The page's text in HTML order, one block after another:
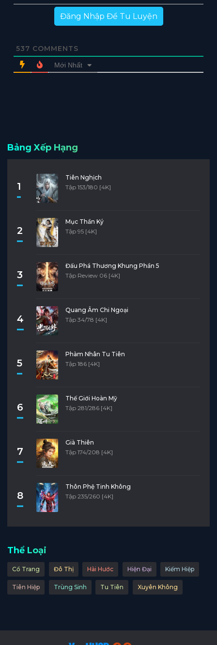
Đăng Nhập Để Tu Luyện
537 COMMENTS
Mới Nhất
Bảng Xếp Hạng
1
Tiên Nghịch
Tập 153/180 [4K]
2
Mục Thần Ký
Tập 95 [4K]
3
Đấu Phá Thương Khung Phần 5
Tập Review 06 [4K]
4
Quang Âm Chi Ngoại
Tập 34/78 [4K]
5
Phàm Nhân Tu Tiên
Tập 186 [4K]
6
Thế Giới Hoàn Mỹ
Tập 281/286 [4K]
7
Già Thiên
Tập 174/208 [4K]
8
Thôn Phệ Tinh Không
Tập 235/260 [4K]
Thể Loại
Cổ Trang Đô Thị Hài Hước Hiện Đại Kiếm Hiệp
Tiên Hiệp Trùng Sinh Tu Tiên Xuyên Không